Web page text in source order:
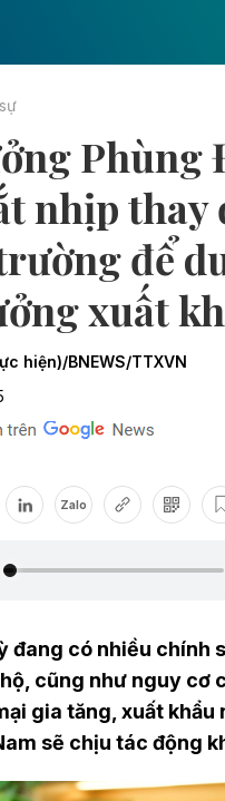
Phùng
nhịp thay
để
xuất
hiện)/BNEWS/TTXVN
Zalo
đang có nhiều chính
cũng như nguy cơ
gia tăng, xuất khẩu
sẽ chịu tác động